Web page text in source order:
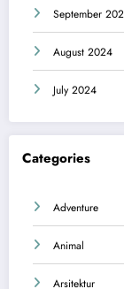
September
August 2024
July 2024
Categories
Adventure
Animal
Arsitektur